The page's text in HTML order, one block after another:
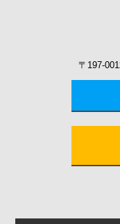
〒197-